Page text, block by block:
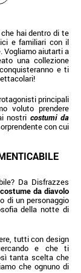
hai dentro di te
e familiari con il
Vogliamo aiutarti a
una collezione
e ti
principali
voluto prendere
nostricostumi da
con cui
Da Disfrazzes
costume da diavolo
di un personaggio
della notte di
tutti con design
e che ti
tanta scelta che
che ognuno di